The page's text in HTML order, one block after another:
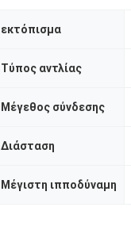
εκτόπισμα
Τύπος αντλίας
Μέγεθος σύνδεσης
Διάσταση
Μέγιστη ιπποδύναμη